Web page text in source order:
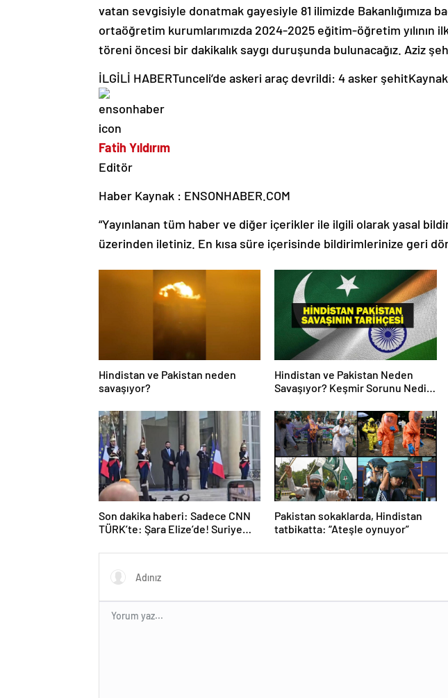
vatan sevgisiyle donatmak gayesiyle 81 ilimizde Bakanlığımıza
ortaöğretim kurumlarımızda 2024-2025 eğitim-öğretim yılının
töreni öncesi bir dakikalık saygı duruşunda bulunacağız. Aziz
İLGİLİ HABERTunceli’de askeri araç devrildi: 4 asker
Fatih Yıldırım
Editör
Haber Kaynak : ENSONHABER.COM
“Yayınlanan tüm haber ve diğer içerikler ile ilgili olarak yasal
üzerinden iletiniz. En kısa süre içerisinde bildirimlerinize geri
Hindistan ve Pakistan neden
savaşıyor?
Hindistan ve Pakistan Neden
Savaşıyor? Keşmir Sorunu Nedir?
Hindistan Pakistan Savaşının
Tarihçesi!
Son dakika haberi: Sadece CNN
TÜRK’te: Şara Elize’de! Suriye
Pakistan sokaklarda, Hindistan
tatbikatta: “Ateşle oynuyor”